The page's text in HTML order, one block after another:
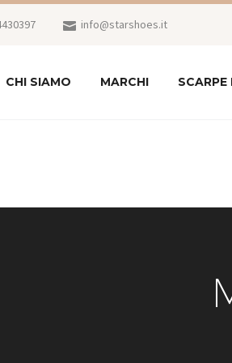
info@starshoes.it
CHI SIAMO MARCHI